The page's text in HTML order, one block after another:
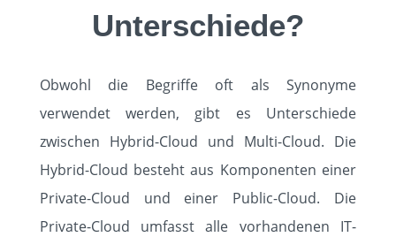
Unterschiede?
Obwohl die Begriffe oft als Synonyme
verwendet werden, gibt es Unterschiede
zwischen Hybrid-Cloud und Multi-Cloud. Die
Hybrid-Cloud besteht aus Komponenten einer
Private-Cloud und einer Public-Cloud. Die
Private-Cloud umfasst alle vorhandenen IT-